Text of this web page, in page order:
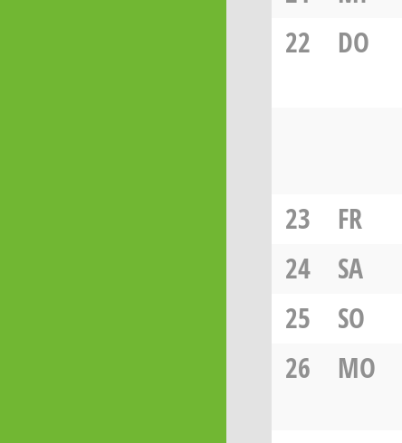
22
DO
23
FR
24
SA
25
SO
26
MO